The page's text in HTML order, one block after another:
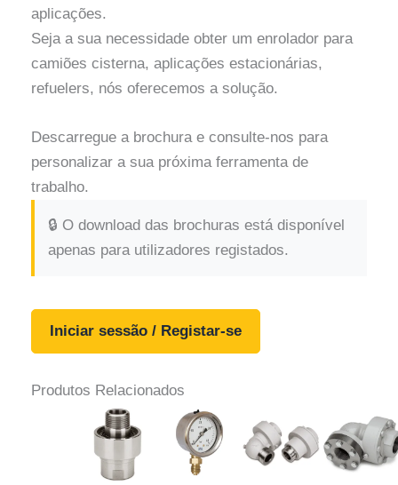
aplicações.
Seja a sua necessidade obter um enrolador para
camiões cisterna, aplicações estacionárias,
refuelers, nós oferecemos a solução.
Descarregue a brochura e consulte-nos para
personalizar a sua próxima ferramenta de
trabalho.
🔒 O download das brochuras está disponível
apenas para utilizadores registados.
Iniciar sessão / Registar-se
Produtos Relacionados